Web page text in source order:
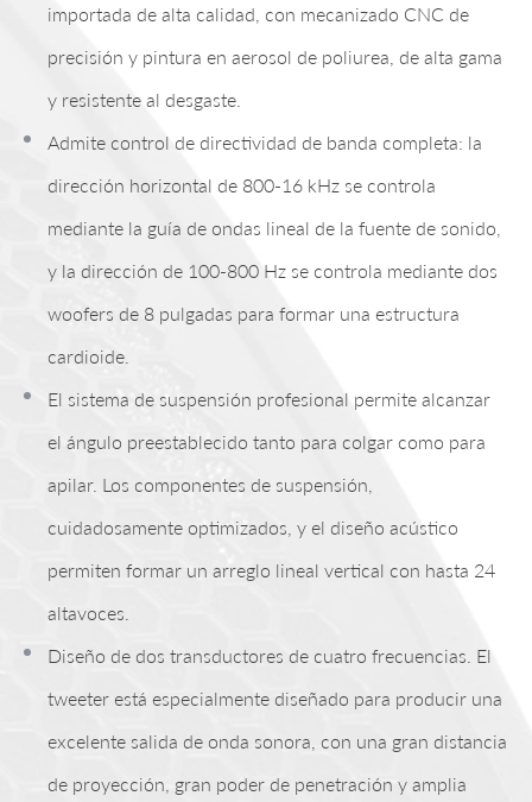
importada de alta calidad, con mecanizado CNC de
precisión y pintura en aerosol de poliurea, de alta gama
y resistente al desgaste.
Admite control de directividad de banda completa: la
dirección horizontal de 800-16 kHz se controla
mediante la guía de ondas lineal de la fuente de sonido,
y la dirección de 100-800 Hz se controla mediante dos
woofers de 8 pulgadas para formar una estructura
cardioide.
El sistema de suspensión profesional permite alcanzar
el ángulo preestablecido tanto para colgar como para
apilar. Los componentes de suspensión,
cuidadosamente optimizados, y el diseño acústico
permiten formar un arreglo lineal vertical con hasta 24
altavoces.
Diseño de dos transductores de cuatro frecuencias. El
tweeter está especialmente diseñado para producir una
excelente salida de onda sonora, con una gran distancia
de proyección, gran poder de penetración y amplia